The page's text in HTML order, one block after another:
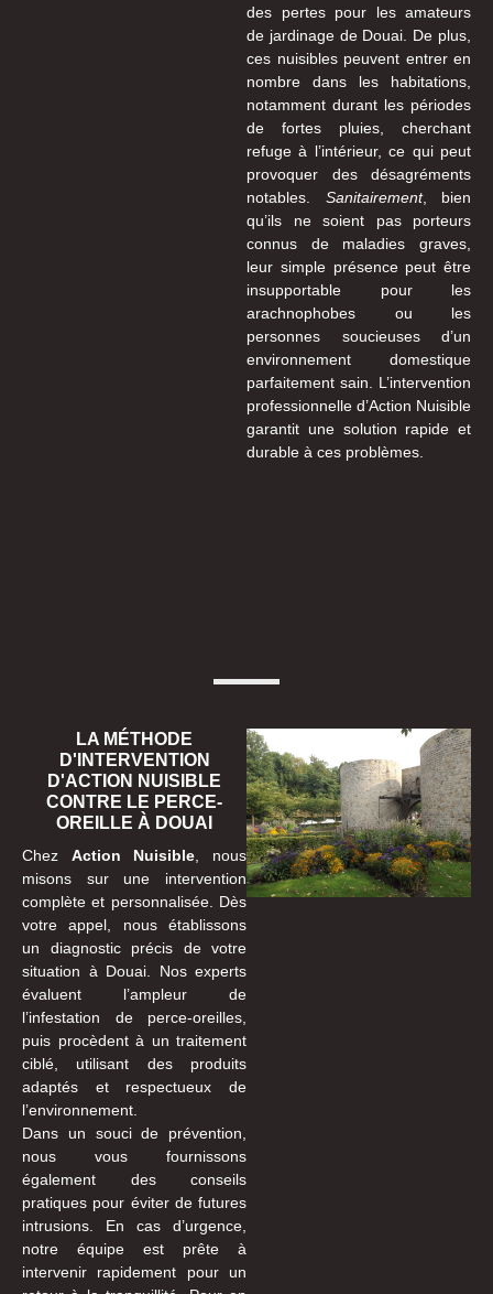
des pertes pour les amateurs
de jardinage de Douai. De plus,
ces nuisibles peuvent entrer en
nombre dans les habitations,
notamment durant les périodes
de fortes pluies, cherchant
refuge à l’intérieur, ce qui peut
provoquer des désagréments
notables. Sanitairement, bien
qu’ils ne soient pas porteurs
connus de maladies graves,
leur simple présence peut être
insupportable pour les
arachnophobes ou les
personnes soucieuses d’un
environnement domestique
parfaitement sain. L’intervention
professionnelle d’Action Nuisible
garantit une solution rapide et
durable à ces problèmes.
LA MÉTHODE
D'INTERVENTION
D'ACTION NUISIBLE
CONTRE LE PERCE-
OREILLE À DOUAI
Chez Action Nuisible , nous
misons sur une intervention
complète et personnalisée. Dès
votre appel, nous établissons
un diagnostic précis de votre
situation à Douai. Nos experts
évaluent l’ampleur de
l’infestation de perce-oreilles,
puis procèdent à un traitement
ciblé, utilisant des produits
adaptés et respectueux de
l’environnement.
Dans un souci de prévention,
nous vous fournissons
également des conseils
pratiques pour éviter de futures
intrusions. En cas d’urgence,
notre équipe est prête à
intervenir rapidement pour un